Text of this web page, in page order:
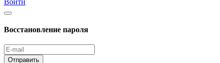
Восстановление пароля
Отправить